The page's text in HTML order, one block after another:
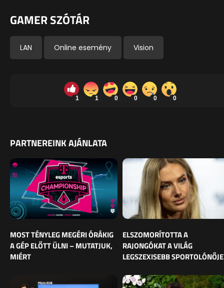
GAMER SZÓTÁR
LAN Online esemény Vision
1 1 0 0 0 0
PARTNEREINK AJÁNLATA
MOST TÉNYLEG MEGÉRI ÓRÁKIG
A GÉP ELŐTT ÜLNI – MUTATJUK,
MIÉRT
ELSZOMORÍTOTTA A
RAJONGÓKAT A VILÁG
LEGSZEXISEBB SPORTOLÓNŐJE